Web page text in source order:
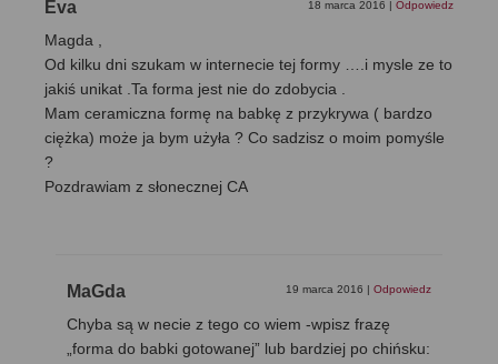
Eva 18 marca 2016 | Odpowiedz
Magda ,
Od kilku dni szukam w internecie tej formy ….i mysle ze to
jakiś unikat .Ta forma jest nie do zdobycia .
Mam ceramiczna formę na babkę z przykrywa ( bardzo
ciężka) może ja bym użyła ? Co sadzisz o moim pomyśle
?
Pozdrawiam z słonecznej CA
MaGda 19 marca 2016 | Odpowiedz
Chyba są w necie z tego co wiem -wpisz frazę
„forma do babki gotowanej” lub bardziej po chińsku: